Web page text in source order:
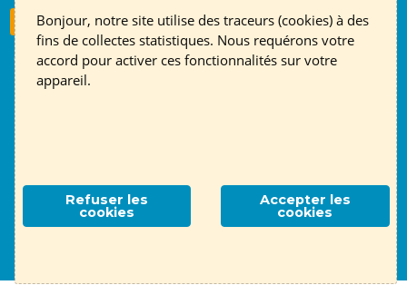
S'inscrire à la newsletter
Contact English page Mentions légales RGPD
Contactez-nous !
Bonjour, notre site utilise des traceurs (cookies) à des
fins de collectes statistiques. Nous requérons votre
accord pour activer ces fonctionnalités sur votre
appareil.
Refuser les
cookies
Accepter les
cookies